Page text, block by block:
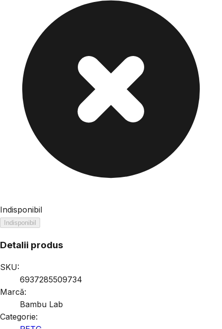
Indisponibil
Indisponibil
Detalii produs
SKU:
6937285509734
Marcă:
Bambu Lab
Categorie: